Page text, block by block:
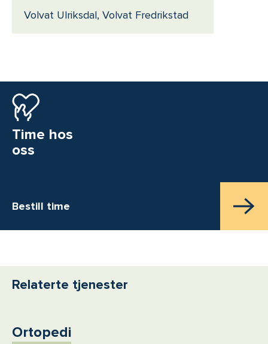
Volvat Ulriksdal, Volvat Fredrikstad
Time hos
oss
Bestill time
Relaterte tjenester
Ortopedi